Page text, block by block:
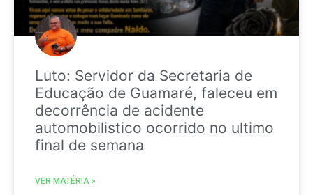
Luto: Servidor da Secretaria de
Educação de Guamaré, faleceu em
decorrência de acidente
automobilistico ocorrido no ultimo
final de semana
VER MATÉRIA »